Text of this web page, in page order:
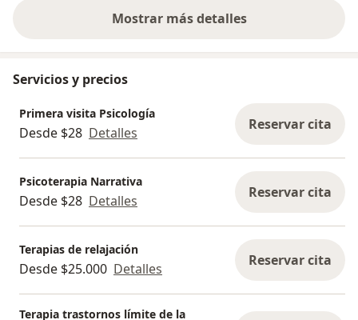
Mostrar más detalles
sobre la experiencia
Servicios y precios
Primera visita Psicología
Desde $28 Detalles Reservar cita
Psicoterapia Narrativa
Desde $28 Detalles Reservar cita
Terapias de relajación
Desde $25.000 Detalles Reservar cita
Terapia trastornos límite de la